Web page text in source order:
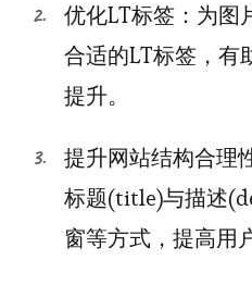
优化LT标签：为图
合适的LT标签，有
提升。
提升网站结构合理
标题(title)与描述
窗等方式，提高用